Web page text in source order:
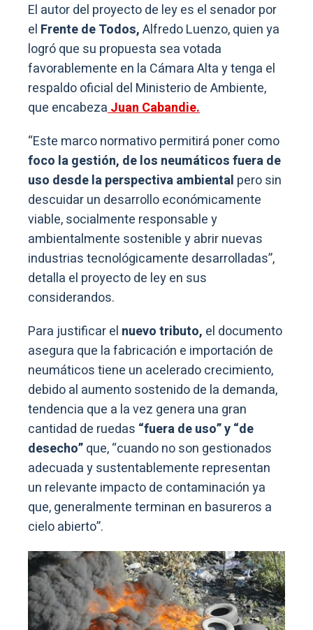
El autor del proyecto de ley es el senador por
el Frente de Todos,Alfredo Luenzo, quien ya
logró que su propuesta sea votada
favorablemente en la Cámara Alta y tenga el
respaldo oficial del Ministerio de Ambiente,
que encabezaJuan Cabandie.
“Este marco normativo permitirá poner como
foco la gestión, de los neumáticos fuera de
uso desde la perspectiva ambiental pero sin
descuidar un desarrollo económicamente
viable, socialmente responsable y
ambientalmente sostenible y abrir nuevas
industrias tecnológicamente desarrolladas”,
detalla el proyecto de ley en sus
considerandos.
Para justificar el nuevo tributo, el documento
asegura que la fabricación e importación de
neumáticos tiene un acelerado crecimiento,
debido al aumento sostenido de la demanda,
tendencia que a la vez genera una gran
cantidad de ruedas “fuera de uso” y “de
desecho”que, “cuando no son gestionados
adecuada y sustentablemente representan
un relevante impacto de contaminación ya
que, generalmente terminan en basureros a
cielo abierto”.